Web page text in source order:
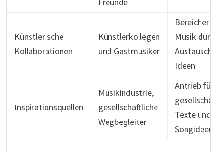
Künstlerische
Kollaborationen
Künstlerkollegen
und Gastmusiker
Bereichern
Musik
Austausch
Ideen
Inspirationsquellen
Musikindustrie,
gesellschaftliche
Wegbegleiter
Antrieb für
Texte und
Songideen